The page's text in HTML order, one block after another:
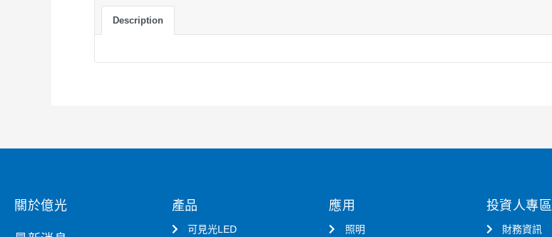
Description
關於億光 產品
可見光LED
應用
照明
投資人專區
財務資訊